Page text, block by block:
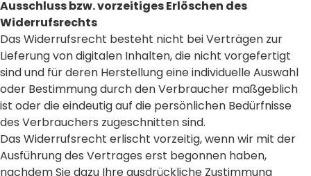
Ausschluss bzw. vorzeitiges Erlöschen des
Widerrufsrechts
Das Widerrufsrecht besteht nicht bei Verträgen zur
Lieferung von digitalen Inhalten, die nicht vorgefertigt
sind und für deren Herstellung eine individuelle Auswahl
oder Bestimmung durch den Verbraucher maßgeblich
ist oder die eindeutig auf die persönlichen Bedürfnisse
des Verbrauchers zugeschnitten sind.
Das Widerrufsrecht erlischt vorzeitig, wenn wir mit der
Ausführung des Vertrages erst begonnen haben,
nachdem Sie dazu Ihre ausdrückliche Zustimmung